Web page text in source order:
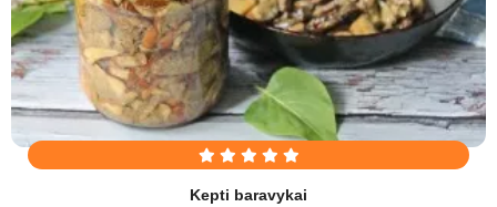
Kepti baravykai